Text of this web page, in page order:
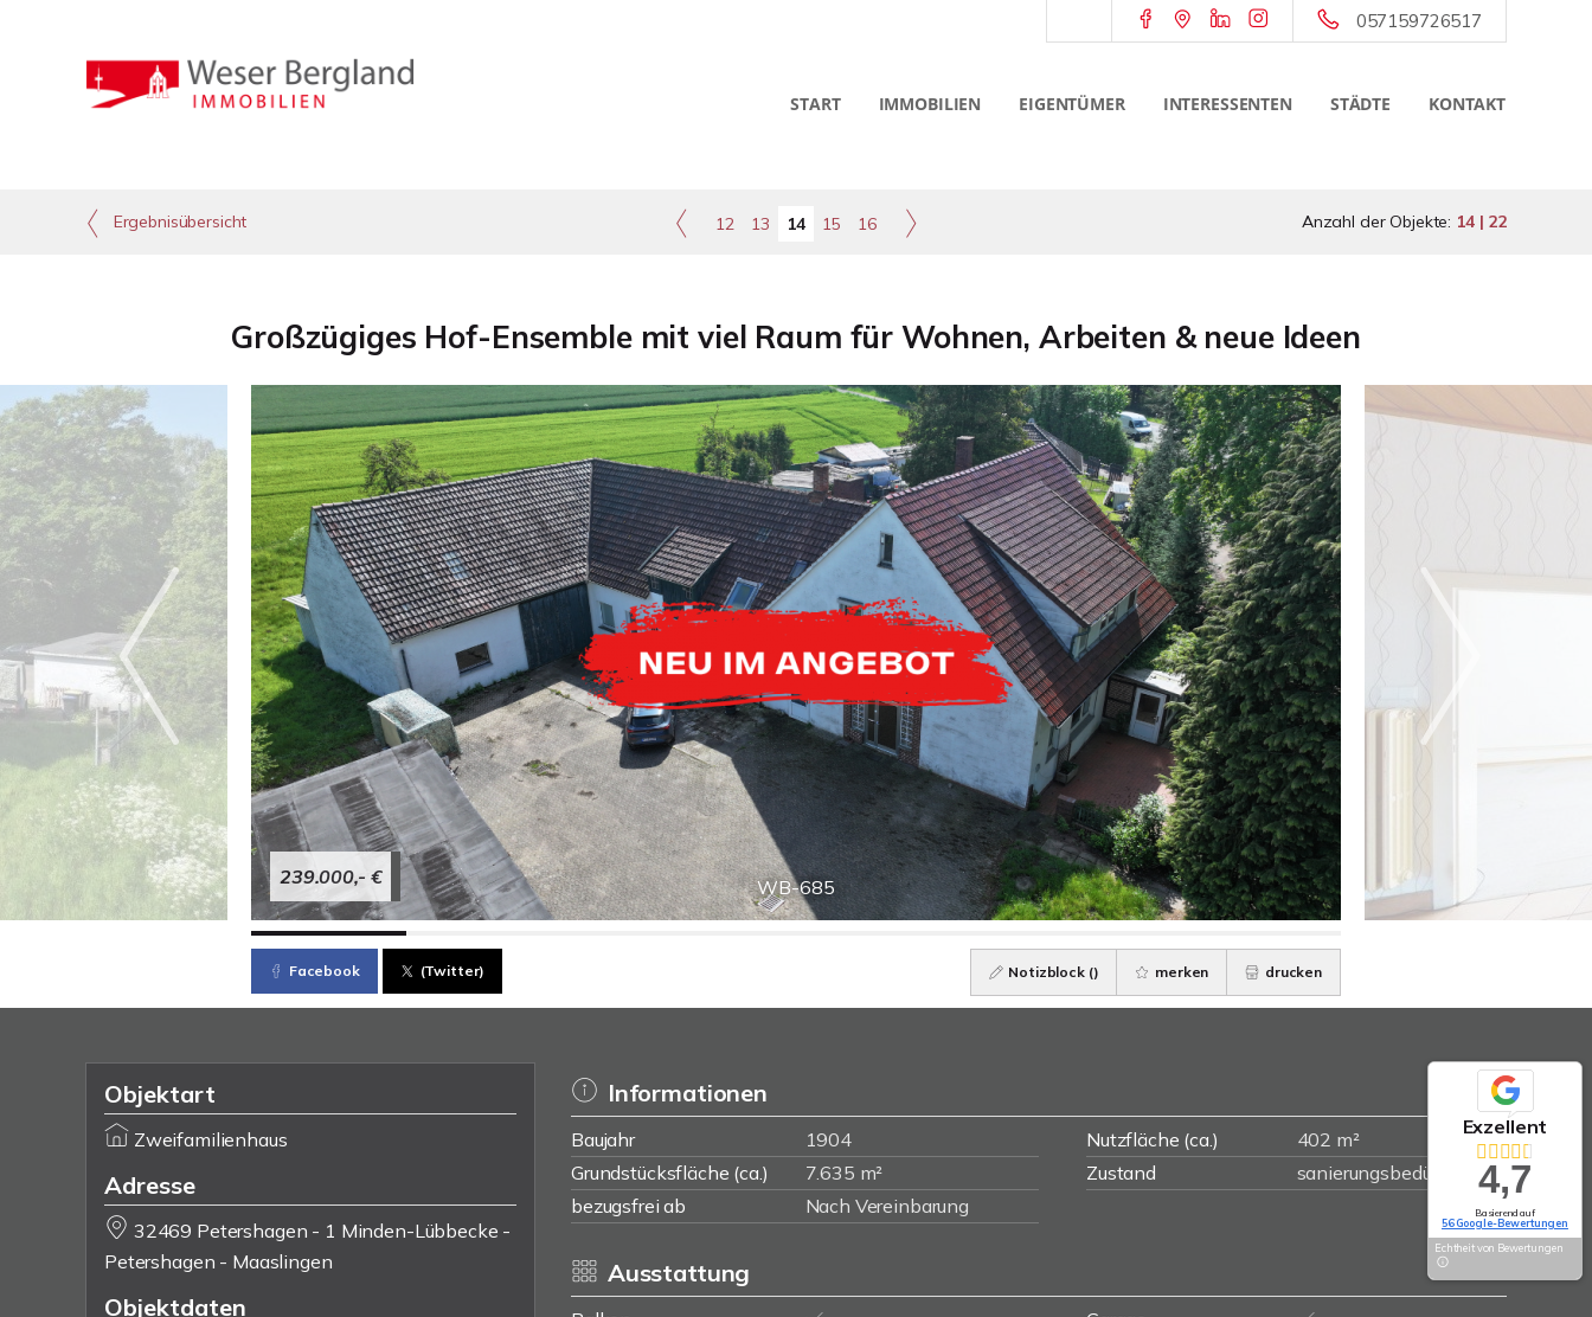
057159726517
START IMMOBILIEN EIGENTÜMER INTERESSENTEN STÄDTE KONTAKT
Ergebnisübersicht 12 13 14 15 16 Anzahl der Objekte: 14 | 22
Großzügiges Hof-Ensemble mit viel Raum für Wohnen, Arbeiten & neue Ideen
WB-685
239.000,- €
Facebook (Twitter) Notizblock () merken drucken
Objektart
Zweifamilienhaus
Adresse
32469 Petershagen - 1 Minden-Lübbecke -
Petershagen - Maaslingen
Objektdaten
Informationen
Baujahr 1904 Nutzfläche (ca.)
402 m²
Grundstücksfläche (ca.)
7.635 m² Zustand
sanierungsbedürftig
bezugsfrei ab
Nach Vereinbarung
Ausstattung
Exzellent
4,7
Basierend auf
56 Google-Bewertungen
Echtheit von Bewertungen